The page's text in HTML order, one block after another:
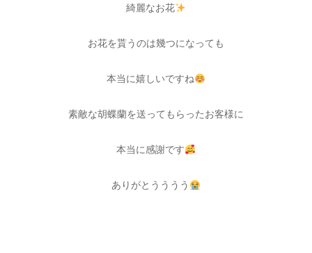
綺麗なお花
お花を貰うのは幾つになっても
本当に嬉しいですね
素敵な胡蝶蘭を送ってもらったお客様に
本当に感謝です
ありがとうううう